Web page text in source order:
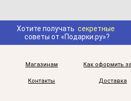
Хотите получать секретные
советы от «Подарки.ру»?
Магазинам Как оформить
Контакты Доставка